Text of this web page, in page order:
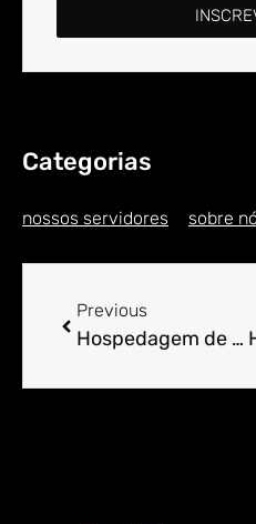
Categorias
nossos servidores sobre
Previous
Hospedagem de Sites para Engenheiro em Alto Pau d’Alho